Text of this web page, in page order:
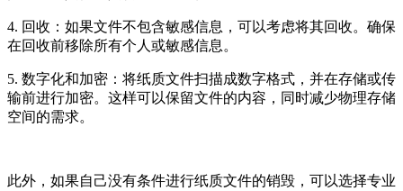
4. 回收：如果文件不包含敏感信息，可以考虑将其回收。确保
在回收前移除所有个人或敏感信息。
5. 数字化和加密：将纸质文件扫描成数字格式，并在存储或传
输前进行加密。这样可以保留文件的内容，同时减少物理存储
空间的需求。
此外，如果自己没有条件进行纸质文件的销毁，可以选择专业